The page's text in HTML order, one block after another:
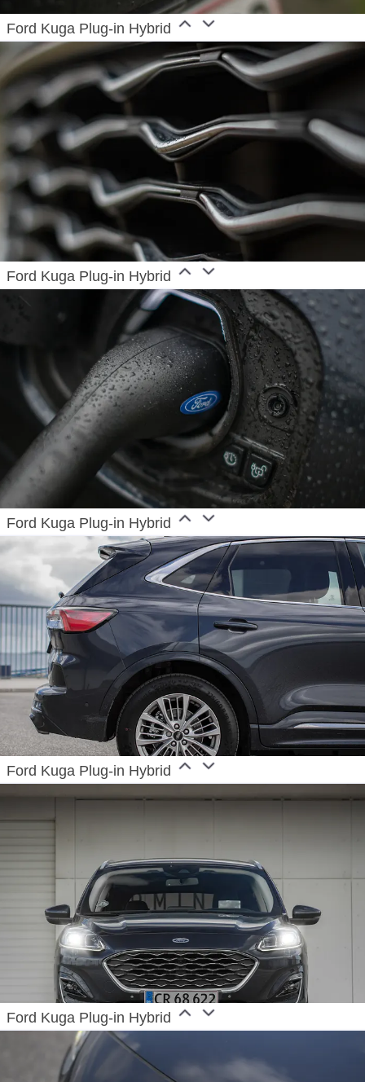
Ford Kuga Plug-in Hybrid
Ford Kuga Plug-in Hybrid
Ford Kuga Plug-in Hybrid
Ford Kuga Plug-in Hybrid
Ford Kuga Plug-in Hybrid